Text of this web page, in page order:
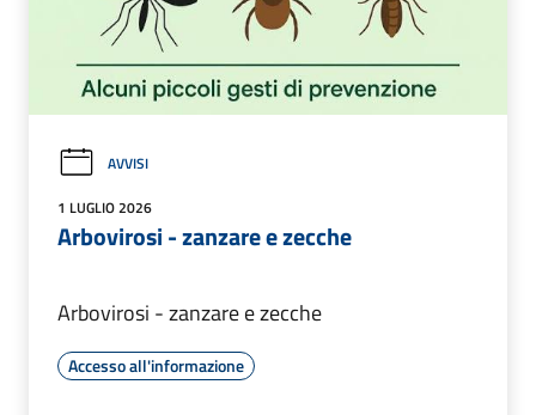
AVVISI
1 LUGLIO 2026
Arbovirosi - zanzare e zecche
Arbovirosi - zanzare e zecche
Accesso all'informazione